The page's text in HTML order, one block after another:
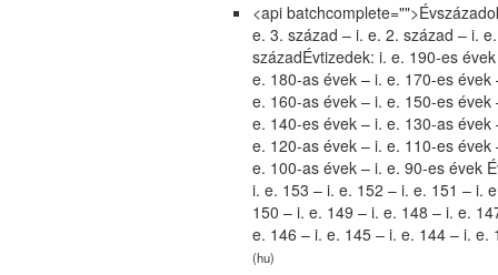
<api
e. 3. század – i. e. 2. század – i.
századÉvtizedek: i. e. 190-es
e. 180-as évek – i. e. 170-es évek
e. 160-as évek – i. e. 150-es évek
e. 140-es évek – i. e. 130-as évek
e. 120-as évek – i. e. 110-es évek
e. 100-as évek – i. e. 90-es évek
i. e. 153 – i. e. 152 – i. e. 151 – i.
150 – i. e. 149 – i. e. 148 – i. e.
e. 146 – i. e. 145 – i. e. 144 – i. e.
(hu)